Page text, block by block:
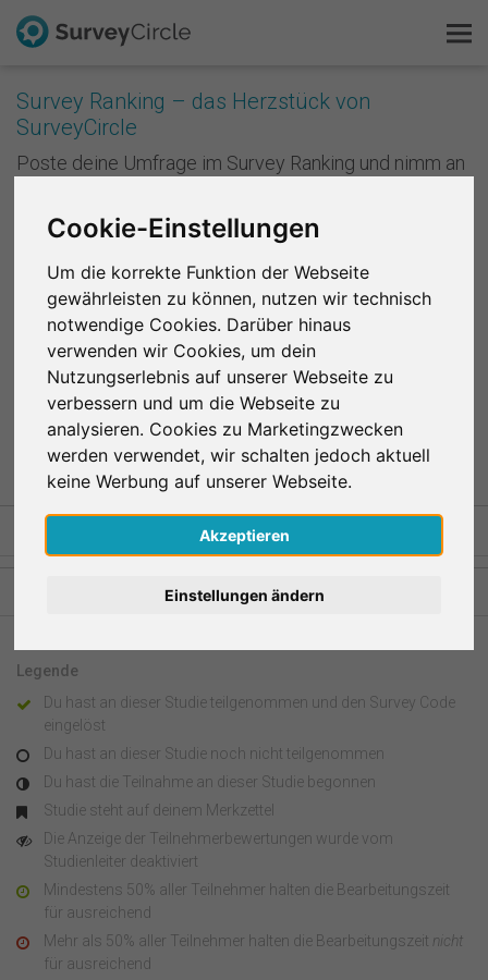
Cookie-Einstellungen
Um die korrekte Funktion der Webseite
gewährleisten zu können, nutzen wir technisch
notwendige Cookies. Darüber hinaus
verwenden wir Cookies, um dein
Nutzungserlebnis auf unserer Webseite zu
verbessern und um die Webseite zu
analysieren. Cookies zu Marketingzwecken
werden verwendet, wir schalten jedoch aktuell
keine Werbung auf unserer Webseite.
Akzeptieren
Einstellungen ändern
Survey Ranking – das Herzstück von
SurveyCircle
Poste deine Umfrage im Survey Ranking und nimm an
deiner Studie im Survey Ranking. Je besser deine
deiner Studie teil. Anders formuliert: Je mehr du
andere unterstützt, desto mehr Unterstützung
bekommst du zurück.
Registriere dich kostenlos, um bei SurveyCircle
Studienteilnehmer zu finden und spannende
Forschungsprojekte zu unterstützen.
Region 1 R 4
Studien aus anderen Regionen
Legende
Du hast an dieser Studie teilgenommen und den Survey Code
eingelöst
Du hast an dieser Studie noch nicht teilgenommen
Du hast die Teilnahme an dieser Studie begonnen
Studie steht auf deinem Merkzettel
Die Anzeige der Teilnehmerbewertungen wurde vom
Studienleiter deaktiviert
Mindestens 50% aller Teilnehmer halten die Bearbeitungszeit
für ausreichend
Mehr als 50% aller Teilnehmer halten die Bearbeitungszeit nicht
für ausreichend
Forschung entdecken
FAQ
Kostenlos registrieren
Anmelden
English
Nederlands